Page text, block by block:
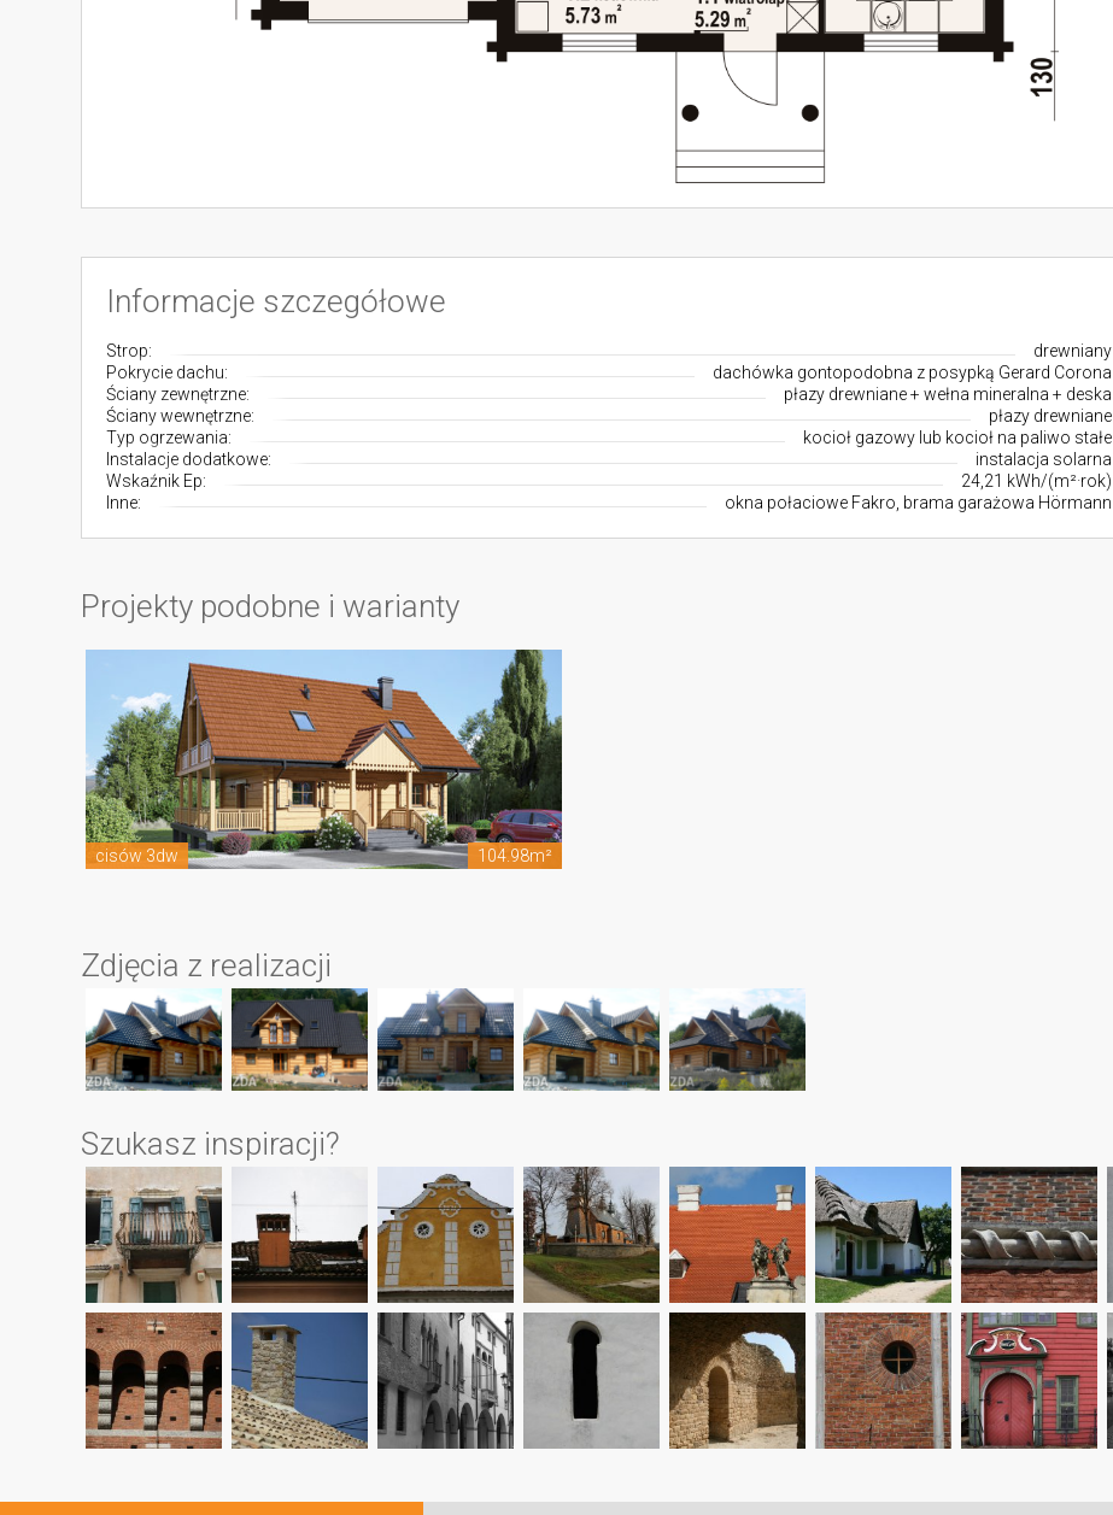
Informacje szczegółowe
Strop:
drewniany
Pokrycie dachu:
dachówka gontopodobna z posypką Gerard Corona
Ściany zewnętrzne:
płazy drewniane + wełna mineralna + deska
Ściany wewnętrzne:
płazy drewniane
Typ ogrzewania:
kocioł gazowy lub kocioł na paliwo stałe
Instalacje dodatkowe:
instalacja solarna
Wskaźnik Ep:
24,21 kWh/(m²·rok)
Inne:
okna połaciowe Fakro, brama garażowa Hörmann
Projekty podobne i warianty
cisów 3dw 104.98m²
Zdjęcia z realizacji
Szukasz inspiracji?